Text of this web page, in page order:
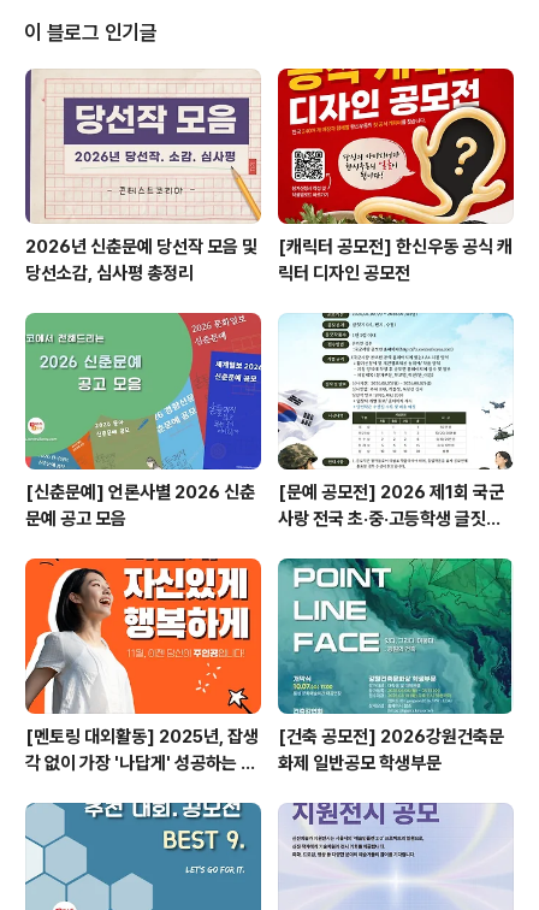
동 중 제작한 콘텐츠는 관세청 소유-관세청 공식SNS채널
에 게시된 콘텐츠 확산 ◎ 활동 혜택-관세 현장 취재 등 주
요 행사 참여 기회 제공-활동비 지급-우수 활동자 선정 시
인센티브 지급 및 관세청장상 수여 ◎ 모집 일정접수: 202
6년2월20일(금)~2026년3월10일(화)발표: 2026년3
월13일(..
이 블로그 인기글
2026년 신춘문예 당선작 모음 및
당선소감, 심사평 총정리
[캐릭터 공모전] 한신우동 공식 캐
릭터 디자인 공모전
[신춘문예] 언론사별 2026 신춘
문예 공고 모음
[문예 공모전] 2026 제1회 국군
사랑 전국 초·중·고등학생 글짓기
[멘토링 대외활동] 2025년, 잡생
각 없이 가장 '나답게' 성공하는 법
[건축 공모전] 2026강원건축문
화제 일반공모 학생부문